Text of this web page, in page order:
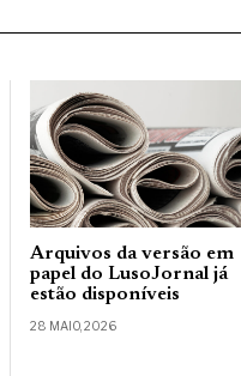
Arquivos da versão em
papel do LusoJornal já
estão disponíveis
28 MAIO, 2026